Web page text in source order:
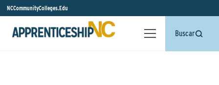
NCCommunityColleges.Edu
Buscar